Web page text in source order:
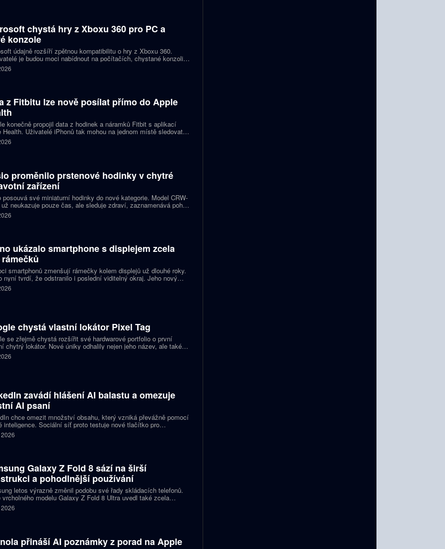
chystá hry z Xboxu 360 pro PC a
konzole
údajně rozšíří zpětnou kompatibilitu o hry z Xboxu 360.
je budou moci nabídnout na počítačích, chystané konzoli
Helix i přenosných zařízeních. První tituly by mohly dorazit
let 2027 a 2028.
z Fitbitu lze nově posílat přímo do Apple
konečně propojil data z hodinek a náramků Fitbit s aplikací
Health. Uživatelé iPhonů tak mohou na jednom místě sledovat
cvičení, spánek i zdravotní údaje. Novinka odstraňuje omezení,
bylo dosud nutné využívat pomocné aplikace nebo jiné
proměnilo prstenové hodinky v chytré
zařízení
posouvá své miniaturní hodinky do nové kategorie. Model CRW-
už neukazuje pouze čas, ale sleduje zdraví, zaznamenává pohyb
na dění v telefonu. Celokovový prsten tak spojuje digitální
šperk a chytré zařízení, které může uživatel nosit po celý den.
ukázalo smartphone s displejem zcela
rámečků
smartphonů zmenšují rámečky kolem displejů už dlouhé roky.
nyní tvrdí, že odstranilo i poslední viditelný okraj. Jeho nový
nabízí obrazovku s rámečkem širokým přesně nula milimetrů.
chystá vlastní lokátor Pixel Tag
se zřejmě chystá rozšířit své hardwarové portfolio o první
chytrý lokátor. Nové úniky odhalily nejen jeho název, ale také
zařízení a několik technických detailů. Pixel Tag má
v síti Find My Device a pomáhat s hledáním ztracených věcí
zavádí hlášení AI balastu a omezuje
AI psaní
chce omezit množství obsahu, který vzniká převážně pomocí
inteligence. Sociální síť proto testuje nové tlačítko pro
příspěvků, jež působí jako takzvaný AI balast. Zároveň
nástroje pro psaní textů a slibuje, že uživatelům nabídne
Galaxy Z Fold 8 sází na širší
a pohodlnější používání
letos výrazně změnil podobu své řady skládacích telefonů.
vrcholného modelu Galaxy Z Fold 8 Ultra uvedl také zcela
Galaxy Z Fold 8. Ten přichází s širší konstrukcí, novými
displejů a několika úpravami, které mají zpříjemnit
přináší AI poznámky z porad na Apple